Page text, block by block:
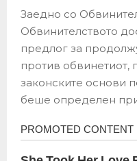
Заедно со
Обвинителството
предлог за
против
законските основи
беше определен